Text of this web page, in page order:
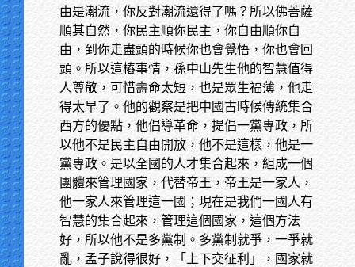
由是潮流，你反對潮流還得了嗎？所以佛菩薩
順其自然，你民主順你民主，你自由順你自
由，到你走盡頭的時候你也會覺悟，你也會回
頭。所以這樁事情，孫中山先生他的智慧值得
人尊敬，可惜壽命太短，也是眾生福薄，他走
得太早了。他的觀察是把中國古時候傳統集合
西方的優點，他倡導革命，提倡一黨專政，所
以他不是民主自由開放，他不是這樣，他是一
黨專政。是以全國的人才集合起來，組成一個
團體來管理國家，代替帝王，帝王是一家人，
他一家人來管理這一國；現在是我們一國人有
智慧的集合起來，管理這個國家，這個方法
好，所以他不是多黨制。多黨制就爭，一爭就
亂，孟子說得很好，「上下交征利」，國家就